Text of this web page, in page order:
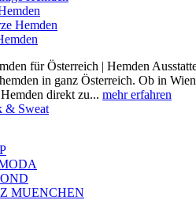
Hemden
für Österreich | Hemden
in ganz Österreich. Ob in
direkt zu... mehr erfahren
& Sweat
MUENCHEN